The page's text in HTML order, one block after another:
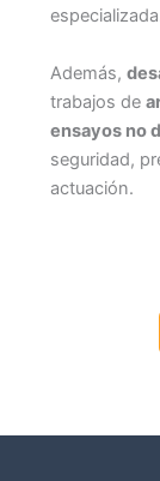
Además,
trabajos de
ensayos no
seguridad,
actuación.